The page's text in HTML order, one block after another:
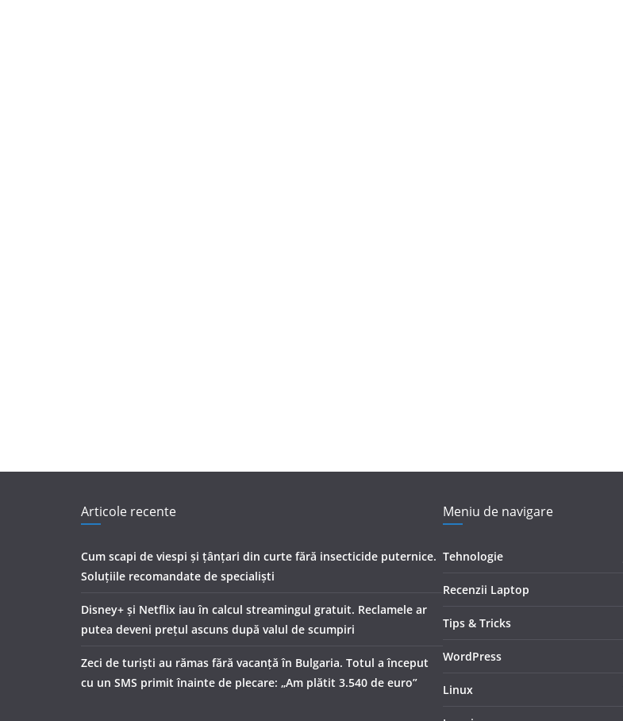
Articole recente
Cum scapi de viespi și țânțari din curte fără insecticide puternice.
Soluțiile recomandate de specialiști
Disney+ și Netflix iau în calcul streamingul gratuit. Reclamele ar
putea deveni prețul ascuns după valul de scumpiri
Zeci de turiști au rămas fără vacanță în Bulgaria. Totul a început
cu un SMS primit înainte de plecare: „Am plătit 3.540 de euro”
Meniu de navigare
Tehnologie
Recenzii Laptop
Tips & Tricks
WordPress
Linux